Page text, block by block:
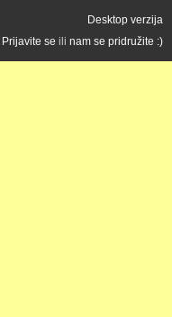
Desktop verzija
Prijavite se ili nam se pridružite :)